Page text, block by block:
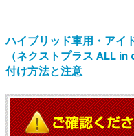
ハイブリッド車用・アイ
（ネクストプラス ALL
付け方法と注意